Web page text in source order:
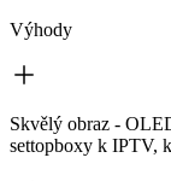
Výhody
Skvělý obraz -
settopboxy k IPTV,